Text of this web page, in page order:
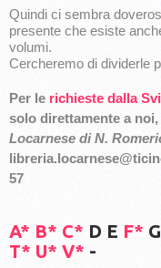
Quindi ci sembra
presente che esiste
volumi.
Cercheremo di dividerle
Per le richieste dalla
solo direttamente a
Locarnese di N.
57
A* B* C* D E F*
T* U* V* -